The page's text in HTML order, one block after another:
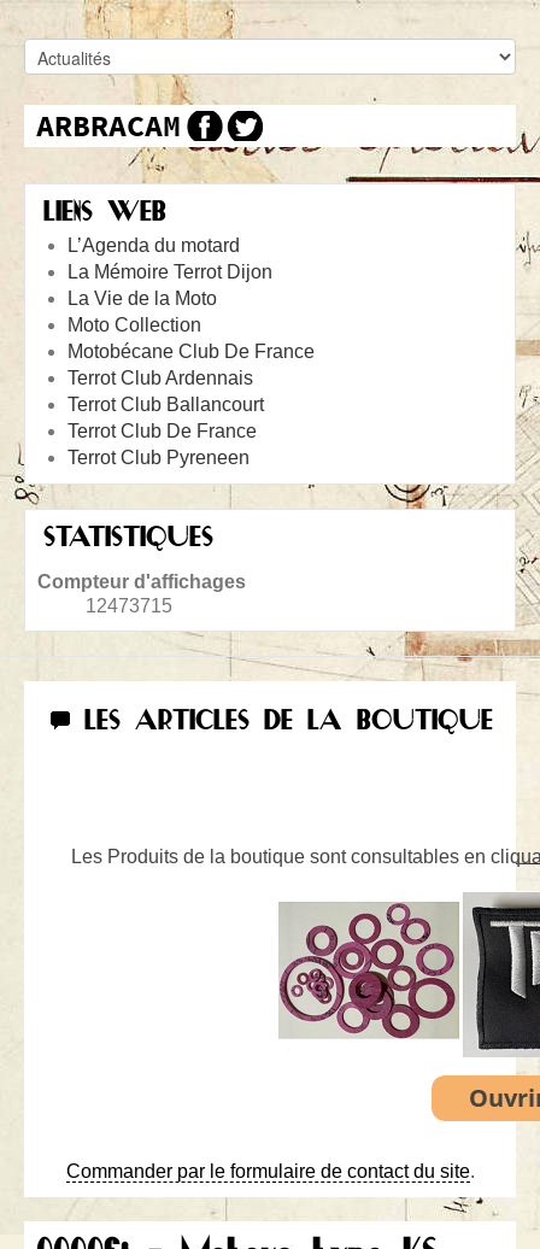
LIENS WEB
L’Agenda du motard
La Mémoire Terrot Dijon
La Vie de la Moto
Moto Collection
Motobécane Club De France
Terrot Club Ardennais
Terrot Club Ballancourt
Terrot Club De France
Terrot Club Pyreneen
STATISTIQUES
Compteur d'affichages
12473715
LES ARTICLES DE LA BOUTIQUE
Les Produits de la boutique sont consultables en
Commander par le formulaire de contact du site.